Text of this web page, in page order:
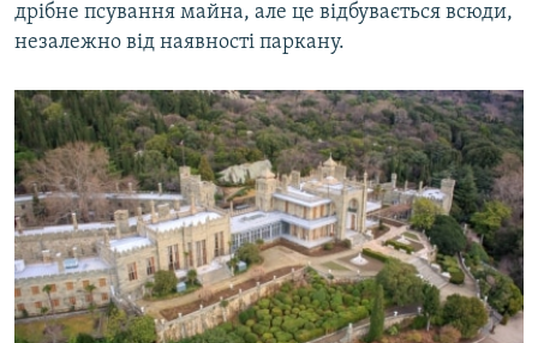
дрібне псування майна, але це відбувається всюди,
незалежно від наявності паркану.